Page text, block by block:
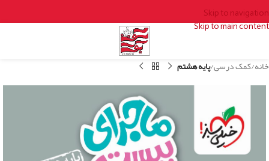
Skip to navigation
Skip to main content
خانه کمک درسی پایه هشتم